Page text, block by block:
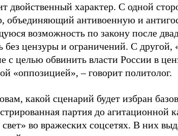
двойственный характер. С одной
объединяющий антивоенную и
возможность по закону после
без цензуры и ограничений. С
с целью обвинить власти России в
«оппозицией», – говорит политолог.
какой сценарий будет избран
партия до
во вражеских соцсетях. В них